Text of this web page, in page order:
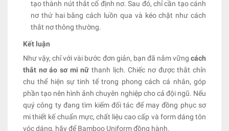
tạo thành nút thắt cố định nơ. Sau đó, chỉ cần tạo cánh
nơ thứ hai bằng cách luồn qua và kéo chặt như cách
thắt nơ thông thường.
Kết luận
Như vậy, chỉ với vài bước đơn giản, bạn đã nắm vững cách
thắt nơ áo sơ mi nữ thanh lịch. Chiếc nơ được thắt chỉn
chu thể hiện sự tinh tế trong phong cách cá nhân, góp
phần tạo nên hình ảnh chuyên nghiệp cho cả đội ngũ. Nếu
quý công ty đang tìm kiếm đối tác để may đồng phục sơ
mi thiết kế chuẩn mực, chất liệu cao cấp và form dáng tôn
vóc dáng, hãy để Bamboo Uniform đồng hành.